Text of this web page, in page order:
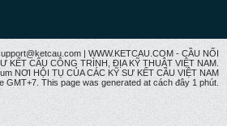
| WWW.KETCAU.COM - CẦU NỐI
KẾT CẤU CÔNG TRÌNH, ĐỊA KỸ THUẬT VIỆT NAM.
NƠI HỘI TỤ CỦA CÁC KỸ SƯ KẾT CÂU VIỆT NAM
GMT+7. This page was generated at cách đây 1 phút.